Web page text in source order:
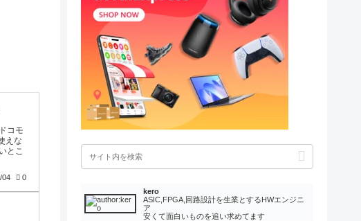
コモ
えな
とこ
04 0
kero
ASIC,FPGA,回路設計を生業とするHWエンジニ
ア
安くて面白いものを追い求めてます